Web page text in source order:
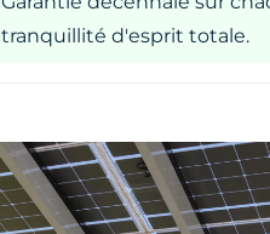
tranquillité d'esprit totale.